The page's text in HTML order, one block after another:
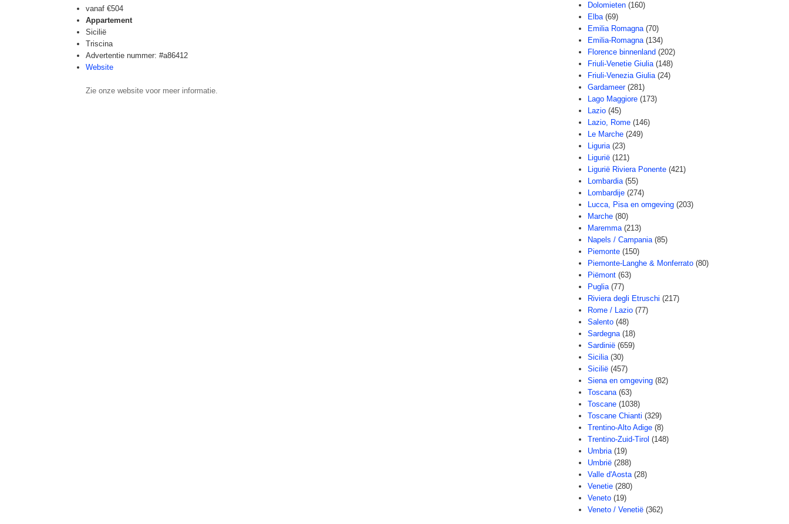
vanaf €504
Appartement
Sicilië
Triscina
Advertentie nummer: #a86412
Website
Zie onze website voor meer informatie.
Dolomieten (160)
Elba (69)
Emilia Romagna (70)
Emilia-Romagna (134)
Florence binnenland (202)
Friuli-Venetie Giulia (148)
Friuli-Venezia Giulia (24)
Gardameer (281)
Lago Maggiore (173)
Lazio (45)
Lazio, Rome (146)
Le Marche (249)
Liguria (23)
Ligurië (121)
Ligurië Riviera Ponente (421)
Lombardia (55)
Lombardije (274)
Lucca, Pisa en omgeving (203)
Marche (80)
Maremma (213)
Napels / Campania (85)
Piemonte (150)
Piemonte-Langhe & Monferrato (80)
Piëmont (63)
Puglia (77)
Riviera degli Etruschi (217)
Rome / Lazio (77)
Salento (48)
Sardegna (18)
Sardinië (659)
Sicilia (30)
Sicilië (457)
Siena en omgeving (82)
Toscana (63)
Toscane (1038)
Toscane Chianti (329)
Trentino-Alto Adige (8)
Trentino-Zuid-Tirol (148)
Umbria (19)
Umbrië (288)
Valle d'Aosta (28)
Venetie (280)
Veneto (19)
Veneto / Venetië (362)